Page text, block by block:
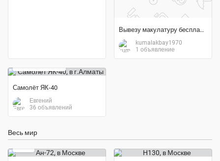
Вывезу макулатуру бесплатно
kumalakbay1970
1 объявление
Самолёт ЯК-40
Евгений
36 объявлений
Весь мир